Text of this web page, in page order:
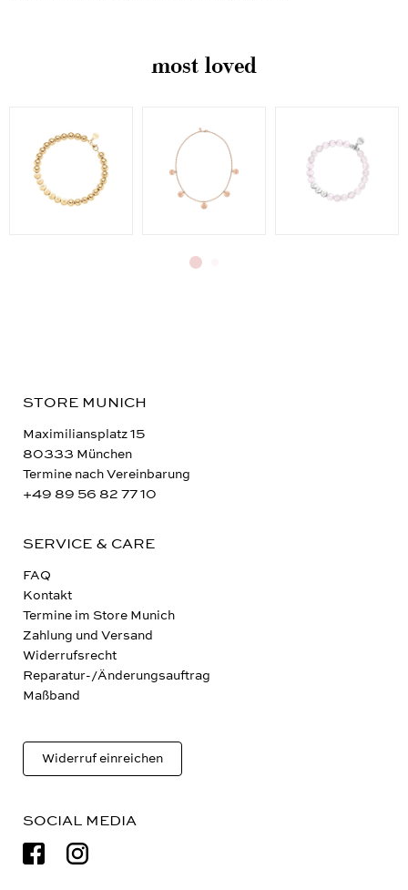
most loved
STORE MUNICH
Maximiliansplatz 15
80333 München
Termine nach Vereinbarung
+49 89 56 82 77 10
SERVICE & CARE
FAQ
Kontakt
Termine im Store Munich
Zahlung und Versand
Widerrufsrecht
Reparatur-/Änderungsauftrag
Maßband
Widerruf einreichen
SOCIAL MEDIA